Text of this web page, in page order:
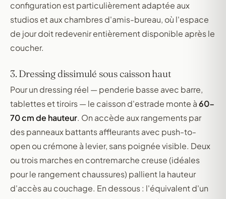
configuration est particulièrement adaptée aux
studios et aux chambres d'amis-bureau, où l'espace
de jour doit redevenir entièrement disponible après le
coucher.
3. Dressing dissimulé sous caisson haut
Pour un dressing réel — penderie basse avec barre,
tablettes et tiroirs — le caisson d'estrade monte à60-
70 cm de hauteur. On accède aux rangements par
des panneaux battants affleurants avec push-to-
open ou crémone à levier, sans poignée visible. Deux
ou trois marches en contremarche creuse (idéales
pour le rangement chaussures) pallient la hauteur
d'accès au couchage. En dessous : l'équivalent d'un